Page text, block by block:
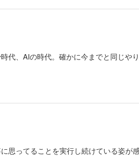
代、AIの時代。確かに今までと同じや
思ってることを実行し続けている姿が